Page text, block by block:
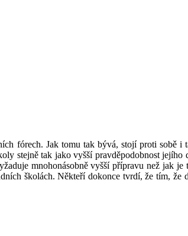
fórech. Jak tomu tak bývá, stojí proti sobě
stejně tak jako vyšší pravděpodobnost jejího
mnohonásobně vyšší přípravu než jak
školách. Někteří dokonce tvrdí, že tím, že